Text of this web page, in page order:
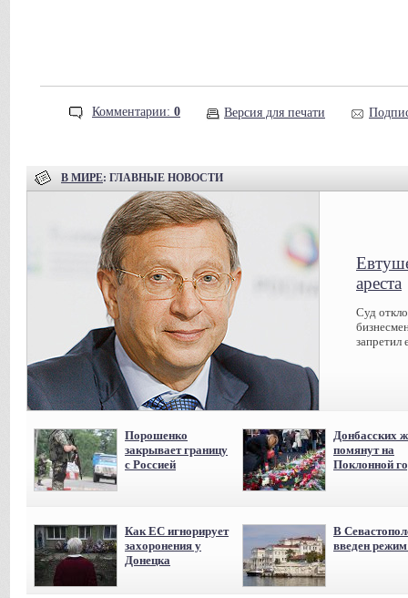
Комментарии: 0 Версия для печати
В МИРЕ: ГЛАВНЫЕ НОВОСТИ
ареста
Суд
запретил
Порошенко
закрывает границу
с Россией
Донбасских
помянут на
Поклонной
Как ЕС игнорирует
захоронения у
Донецка
В
введен